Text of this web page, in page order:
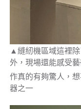
▲縫紉機區域這裡
外，現場還能感受藝
作真的有夠驚人，
器之一